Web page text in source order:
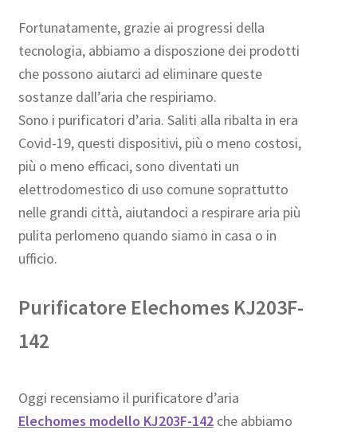
Fortunatamente, grazie ai progressi della
tecnologia, abbiamo a disposzione dei prodotti
che possono aiutarci ad eliminare queste
sostanze dall’aria che respiriamo.
Sono i purificatori d’aria. Saliti alla ribalta in era
Covid-19, questi dispositivi, più o meno costosi,
più o meno efficaci, sono diventati un
elettrodomestico di uso comune soprattutto
nelle grandi città, aiutandoci a respirare aria più
pulita perlomeno quando siamo in casa o in
ufficio.
Purificatore Elechomes KJ203F-
142
Oggi recensiamo il purificatore d’aria
Elechomes modello KJ203F-142che abbiamo